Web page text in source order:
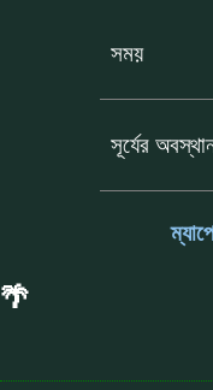
সময়
সূর্যের
🌴